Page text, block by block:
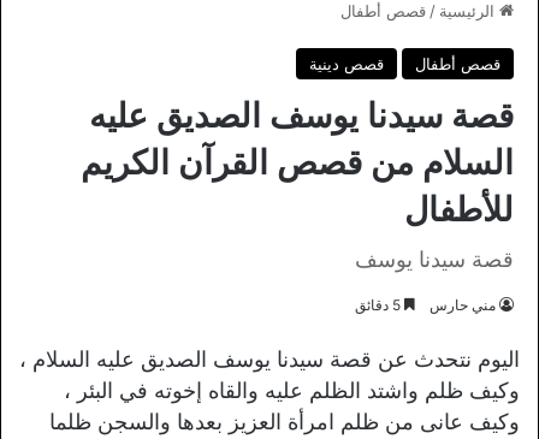
الرئيسية / قصص أطفال
قصص أطفال قصص دينية
قصة سيدنا يوسف الصديق عليه
السلام من قصص القرآن الكريم
للأطفال
قصة سيدنا يوسف
مني حارس
اليوم نتحدث عن قصة سيدنا يوسف الصديق عليه السلام ،
وكيف ظلم واشتد الظلم عليه والقاه إخوته في البئر ،
وكيف عانى من ظلم امرأة العزيز بعدها والسجن ظلما